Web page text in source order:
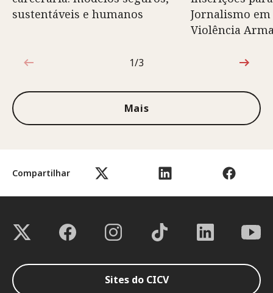
Compartilhar
sustentáveis e humanos
Jornalismo
Violência
1 de 3
1/3
Mais
Sites do CICV